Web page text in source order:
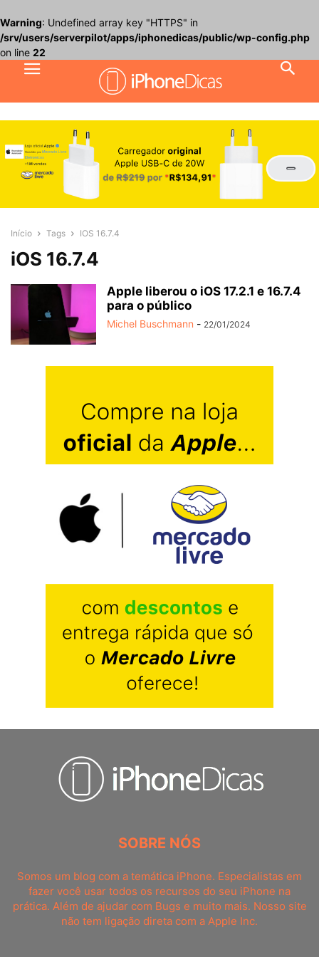
Warning: Undefined array key "HTTPS" in
/srv/users/serverpilot/apps/iphonedicas/public/wp-config.php
on line 22
Início Tags IOS 16.7.4
iOS 16.7.4
Apple liberou o iOS 17.2.1 e 16.7.4
para o público
Michel Buschmann - 22/01/2024
SOBRE NÓS
Somos um blog com a temática iPhone. Especialistas em
fazer você usar todos os recursos do seu iPhone na
prática. Além de ajudar com Bugs e muito mais. Nosso site
não tem ligação direta com a Apple Inc.